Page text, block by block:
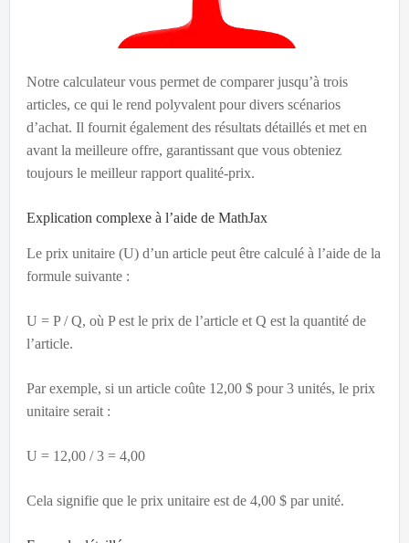
Notre calculateur vous permet de comparer jusqu’à trois
articles, ce qui le rend polyvalent pour divers scénarios
d’achat. Il fournit également des résultats détaillés et met en
avant la meilleure offre, garantissant que vous obteniez
toujours le meilleur rapport qualité-prix.
Explication complexe à l’aide de MathJax
Le prix unitaire (U) d’un article peut être calculé à l’aide de la
formule suivante :
U = P / Q, où P est le prix de l’article et Q est la quantité de
l’article.
Par exemple, si un article coûte 12,00 $ pour 3 unités, le prix
unitaire serait :
U = 12,00 / 3 = 4,00
Cela signifie que le prix unitaire est de 4,00 $ par unité.